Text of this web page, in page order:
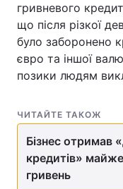
гривневого
що після різкої
було заборонено
євро та іншої
позики людям
ЧИТАЙТЕ ТАКОЖ
Бізнес отримав
кредитів»
гривень